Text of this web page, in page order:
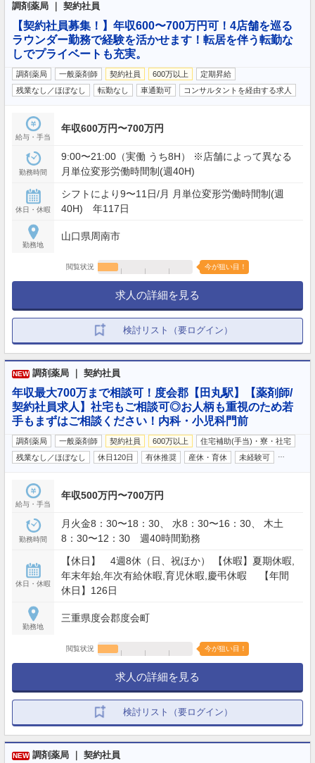
調剤薬局 ｜ 契約社員
【契約社員募集！】年収600〜700万円可！4店舗を巡る
ラウンダー勤務で経験を活かせます！転居を伴う転勤な
しでプライベートも充実。
調剤薬局 一般薬剤師 契約社員 600万以上
定期昇給
残業なし／ほぼなし
転勤なし 車通勤可 コンサルタントを経由する求人
給与・手当
年収600万円〜700万円
勤務時間
9:00〜21:00（実働 うち8H） ※店舗によって異なる
月単位変形労働時間制(週40H)
休日・休暇
シフトにより9〜11日/月 月単位変形労働時間制(週
40H) 年117日
勤務地
山口県周南市
閲覧状況 今が狙い目！
求人の詳細を見る
検討リスト（要ログイン）
NEW 調剤薬局 ｜ 契約社員
年収最大700万まで相談可！度会郡【田丸駅】【薬剤師/
契約社員求人】社宅もご相談可◎お人柄も重視のため若
手もまずはご相談ください！内科・小児科門前
調剤薬局 一般薬剤師 契約社員 600万以上
住宅補助(手当)・寮・社宅
残業なし／ほぼなし
休日120日 有休推奨 産休・育休 未経験可
給与・手当
年収500万円〜700万円
勤務時間
月火金8：30〜18：30、 水8：30〜16：30、 木土
8：30〜12：30 週40時間勤務
休日・休暇
【休日】 4週8休（日、祝ほか） 【休暇】夏期休暇,
年末年始,年次有給休暇,育児休暇,慶弔休暇 【年間
休日】126日
勤務地
三重県度会郡度会町
閲覧状況 今が狙い目！
求人の詳細を見る
検討リスト（要ログイン）
NEW 調剤薬局 ｜ 契約社員